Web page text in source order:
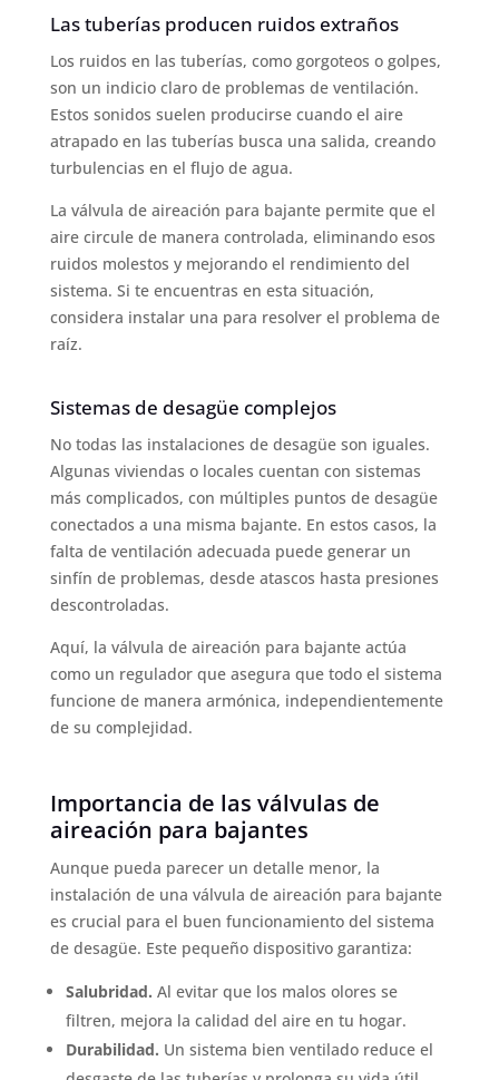
Las tuberías producen ruidos extraños
Los ruidos en las tuberías, como gorgoteos o golpes,
son un indicio claro de problemas de ventilación.
Estos sonidos suelen producirse cuando el aire
atrapado en las tuberías busca una salida, creando
turbulencias en el flujo de agua.
La válvula de aireación para bajante permite que el
aire circule de manera controlada, eliminando esos
ruidos molestos y mejorando el rendimiento del
sistema. Si te encuentras en esta situación,
considera instalar una para resolver el problema de
raíz.
Sistemas de desagüe complejos
No todas las instalaciones de desagüe son iguales.
Algunas viviendas o locales cuentan con sistemas
más complicados, con múltiples puntos de desagüe
conectados a una misma bajante. En estos casos, la
falta de ventilación adecuada puede generar un
sinfín de problemas, desde atascos hasta presiones
descontroladas.
Aquí, la válvula de aireación para bajante actúa
como un regulador que asegura que todo el sistema
funcione de manera armónica, independientemente
de su complejidad.
Importancia de las válvulas de
aireación para bajantes
Aunque pueda parecer un detalle menor, la
instalación de una válvula de aireación para bajante
es crucial para el buen funcionamiento del sistema
de desagüe. Este pequeño dispositivo garantiza:
Salubridad. Al evitar que los malos olores se
filtren, mejora la calidad del aire en tu hogar.
Durabilidad. Un sistema bien ventilado reduce el